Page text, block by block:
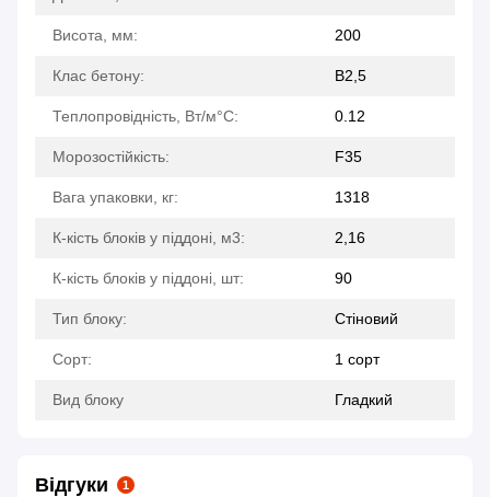
Висота, мм: 200
Клас бетону: B2,5
Теплопровідність, Вт/м°С: 0.12
Морозостійкість: F35
Вага упаковки, кг: 1318
К-кість блоків у піддоні, м3: 2,16
К-кість блоків у піддоні, шт: 90
Тип блоку: Стіновий
Сорт: 1 сорт
Вид блоку Гладкий
Відгуки 1